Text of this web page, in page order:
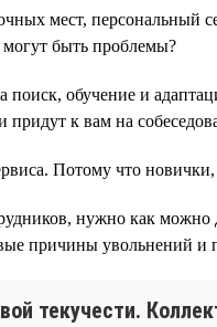
мест, персональный
могут быть проблемы?
поиск, обучение и
к вам на
Потому что новички,
нужно как
причины увольнений и
текучести.